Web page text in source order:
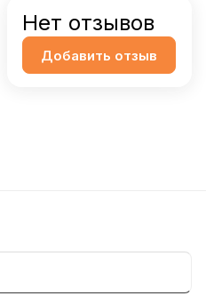
Нет отзывов
Добавить отзыв